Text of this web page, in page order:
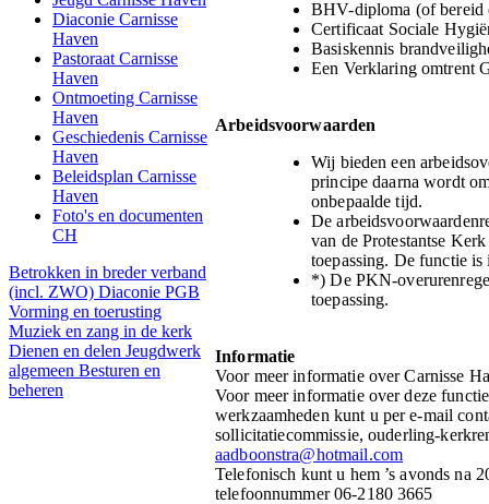
Diaconie Carnisse
Haven
Pastoraat Carnisse
Haven
Ontmoeting Carnisse
Haven
Geschiedenis Carnisse
Haven
Beleidsplan Carnisse
Haven
Foto's en documenten
CH
Betrokken in breder verband
(incl. ZWO) Diaconie PGB
Vorming en toerusting
Muziek en zang in de kerk
Dienen en delen Jeugdwerk
algemeen Besturen en
beheren
BHV-diploma (of bereid
Certificaat Sociale
Basiskennis
Een Verklaring omtrent
Arbeidsvoorwaarden
Wij bieden een
principe daarna wordt
onbepaalde tijd.
De
van de Protestantse
toepassing. De functie is
*) De PKN-
toepassing.
Informatie
Voor meer informatie over Carnisse
Voor meer informatie over deze
werkzaamheden kunt u per e-mail
sollicitatiecommissie, ouderling-
aadboonstra@hotmail.com
Telefonisch kunt u hem ’s avonds na
telefoonnummer 06-2180 3665